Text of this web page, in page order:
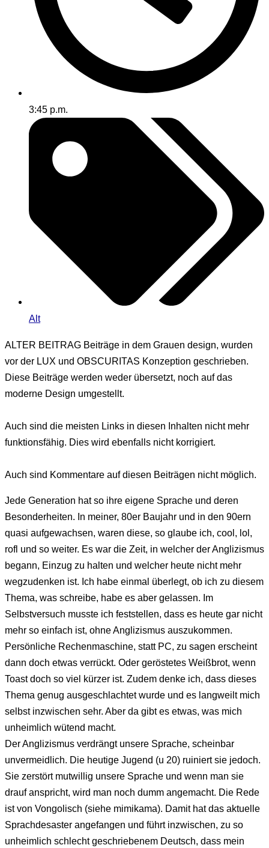
3:45 p.m.
Alt
ALTER BEITRAG Beiträge in dem Grauen design, wurden
vor der LUX und OBSCURITAS Konzeption geschrieben.
Diese Beiträge werden weder übersetzt, noch auf das
moderne Design umgestellt.
Auch sind die meisten Links in diesen Inhalten nicht mehr
funktionsfähig. Dies wird ebenfalls nicht korrigiert.
Auch sind Kommentare auf diesen Beiträgen nicht möglich.
Jede Generation hat so ihre eigene Sprache und deren
Besonderheiten. In meiner, 80er Baujahr und in den 90ern
quasi aufgewachsen, waren diese, so glaube ich, cool, lol,
rofl und so weiter. Es war die Zeit, in welcher der Anglizismus
begann, Einzug zu halten und welcher heute nicht mehr
wegzudenken ist. Ich habe einmal überlegt, ob ich zu diesem
Thema, was schreibe, habe es aber gelassen. Im
Selbstversuch musste ich feststellen, dass es heute gar nicht
mehr so einfach ist, ohne Anglizismus auszukommen.
Persönliche Rechenmaschine, statt PC, zu sagen erscheint
dann doch etwas verrückt. Oder geröstetes Weißbrot, wenn
Toast doch so viel kürzer ist. Zudem denke ich, dass dieses
Thema genug ausgeschlachtet wurde und es langweilt mich
selbst inzwischen sehr. Aber da gibt es etwas, was mich
unheimlich wütend macht.
Der Anglizismus verdrängt unsere Sprache, scheinbar
unvermeidlich. Die heutige Jugend (u 20) ruiniert sie jedoch.
Sie zerstört mutwillig unsere Sprache und wenn man sie
drauf anspricht, wird man noch dumm angemacht. Die Rede
ist von Vongolisch (siehe mimikama). Damit hat das aktuelle
Sprachdesaster angefangen und führt inzwischen, zu so
unheimlich schlecht geschriebenem Deutsch, dass mein